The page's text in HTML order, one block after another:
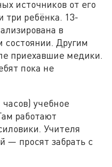
источников от его
три ребёнка. 13-
в
Другим
приехавшие медики.
пока не
учебное
работают
Учителя
— просят забрать с